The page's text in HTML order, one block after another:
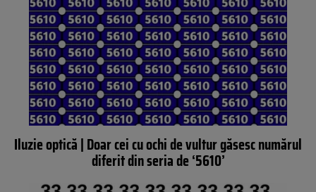
Iluzie optică | Doar cei cu ochi de vultur găsesc numărul
diferit din seria de ‘5610’